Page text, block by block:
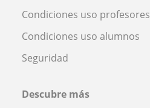
Condiciones uso profesores
Condiciones uso alumnos
Seguridad
Descubre más